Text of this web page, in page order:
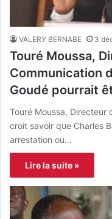
VALERY BERNABE 3
Touré Moussa,
Communication
Goudé pourrait
Touré Moussa, Directeur
croit savoir que Charles
arrestation ou…
Lire la suite »